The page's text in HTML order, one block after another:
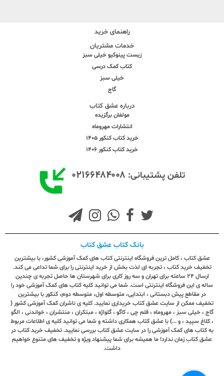
راهنمای خرید
خدمات مشتریان
زیست پینوکیو خیلی سبز
کتاب کمک درسی
خیلی سبز
گاج
درباره عشق کتاب
مولفان برگزیده
انتشارات مهروماه
خرید کتاب کنکور 1405
خرید کتاب کنکور 1406
تلفن پشتیبانی: ۰۲۱۶۶۴۸۴۰۰۸
بانک کتاب عشق کتاب
عشق کتاب ، کامل ترین فروشگاه اینترنتی کتاب های کمک آموزشی کشور، با بیشترین
تخفیف خرید کتاب ، تجربه ای لذت بخش از خرید اینترنتی را برای شما تداعی می کند.
ارسال ٢٤ ساعته برای تهران و سه روز کاری برای شهرستان ها حاصل تجربه ی چندین
ساله ی این فروشگاه اینترنتی است. شما می توانید کلیه کتاب های کمک آموزشی خود را
در مقاطع پیش دبستانی ، ابتدایی، متوسطه اول، متوسطه دوم، کنکور با بیشترین
تخفیف ممکن از سایت عشق کتاب خریداری نمایید. کلیه ی ناشران کمک آموزشی کشور (
گاج ، خیلی سبز ، مهروماه ، قلم چی ، کاگو ، گلواژه ، مبتکران ، منتشران ، خواندنی ، الگو
، کلاغ سپید ، و ...) با عشق کتاب همکاری داشته و شما می توانید کلیه ی اطلاعات مربوط
به کتاب های کمک آموزشی را در سایت عشق کتاب بررسی نمایید. تخفیف خرید کتاب در
عشق کتاب زمان ندارد! ما همیشه برای شما پیشنهاد ویژه و تخفیف های متنوع خواهیم
داشت.